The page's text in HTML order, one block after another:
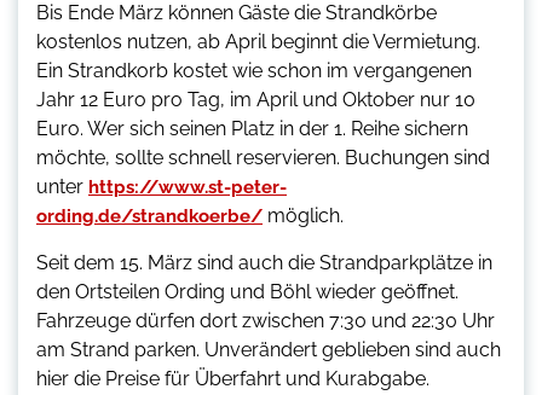
Bis Ende März können Gäste die Strandkörbe
kostenlos nutzen, ab April beginnt die Vermietung.
Ein Strandkorb kostet wie schon im vergangenen
Jahr 12 Euro pro Tag, im April und Oktober nur 10
Euro. Wer sich seinen Platz in der 1. Reihe sichern
möchte, sollte schnell reservieren. Buchungen sind
unter https://www.st-peter-
ording.de/strandkoerbe/ möglich.
Seit dem 15. März sind auch die Strandparkplätze in
den Ortsteilen Ording und Böhl wieder geöffnet.
Fahrzeuge dürfen dort zwischen 7:30 und 22:30 Uhr
am Strand parken. Unverändert geblieben sind auch
hier die Preise für Überfahrt und Kurabgabe.